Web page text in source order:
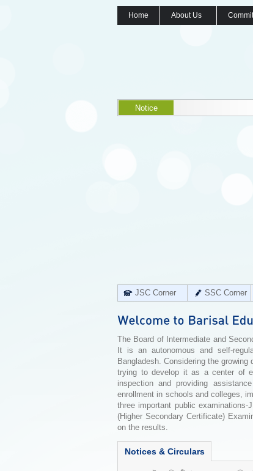
Home About Us
Notice
JSC Corner SSC Corner
The Board of Intermediate and
It is an autonomous and self-
Bangladesh. Considering the
trying to develop it as a center of
inspection and providing
enrollment in schools and colleges,
three important public
(Higher Secondary Certificate)
on the results.
Notices & Circulars